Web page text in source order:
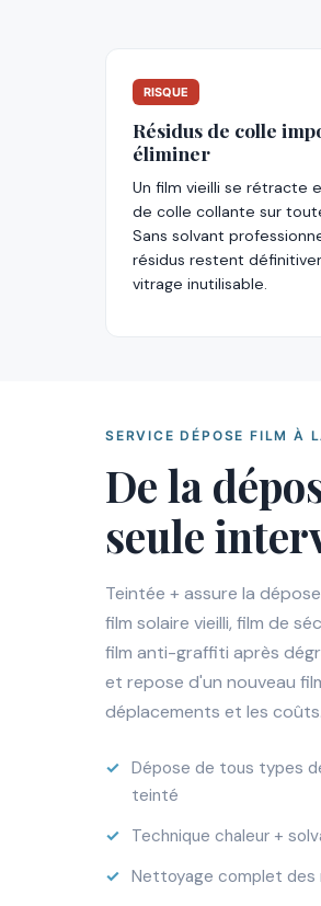
RISQUE
Résidus de colle
éliminer
Un film vieilli se rétracte
de colle collante sur
Sans solvant
résidus restent
vitrage inutilisable.
SERVICE DÉPOSE FILM À
De la
seule
Teintée + assure la
film solaire vieilli, film de
film anti-graffiti après
et repose d'un nouveau
déplacements et les coûts.
Dépose de tous types
teinté
Technique chaleur +
Nettoyage complet des